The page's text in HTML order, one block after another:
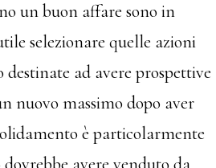
un buon affare sono in
selezionare quelle azioni
ad avere prospettive
nuovo massimo dopo aver
è particolarmente